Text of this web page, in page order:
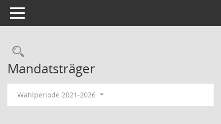
Toggle navigation
Rechercheauswahl
Mandatsträger
Wahlperiode 2021-2026